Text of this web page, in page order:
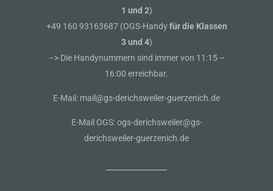
1 und 2)
+49 160 93163687 (OGS-Handyfür die Klassen
3 und 4)
–> Die Handynummern sind immer von 11:15 –
16:00 erreichbar.
E-Mail: mail@gs-derichsweiler-guerzenich.de
E-Mail OGS: ogs-derichsweiler@gs-
derichsweiler-guerzenich.de